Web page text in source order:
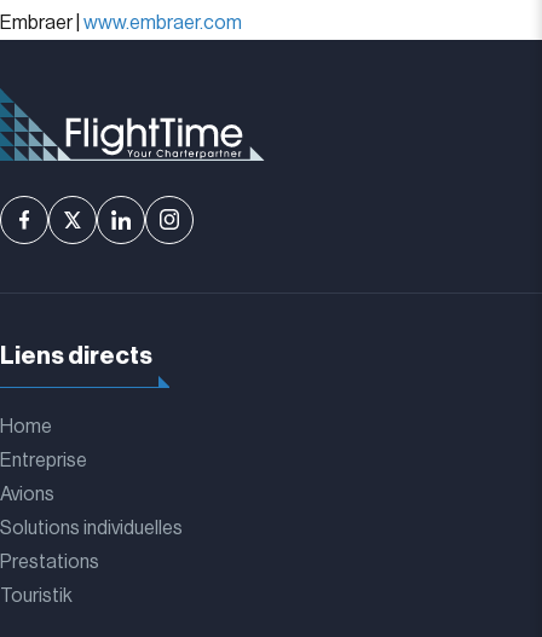
Embraer | www.embraer.com
Liens directs
Home
Entreprise
Avions
Solutions individuelles
Prestations
Touristik